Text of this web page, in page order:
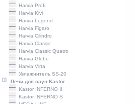
Harvia Profi
Harviа Kivi
Harvia Legend
Harvia Figaro
Harvia Cilindro
Harviа Classic
Harvia Classic Quatro
Harvia Globe
Harvia Virta
Увлажнитель SS-20
Печи для саун Kastor
Kastor INFERNO II
Kastor INFERNO S